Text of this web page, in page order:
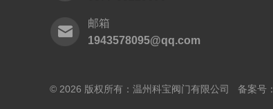
邮箱
1943578095@qq.com
© 2026 版权所有：温州科宝阀门有限公司 备案号：